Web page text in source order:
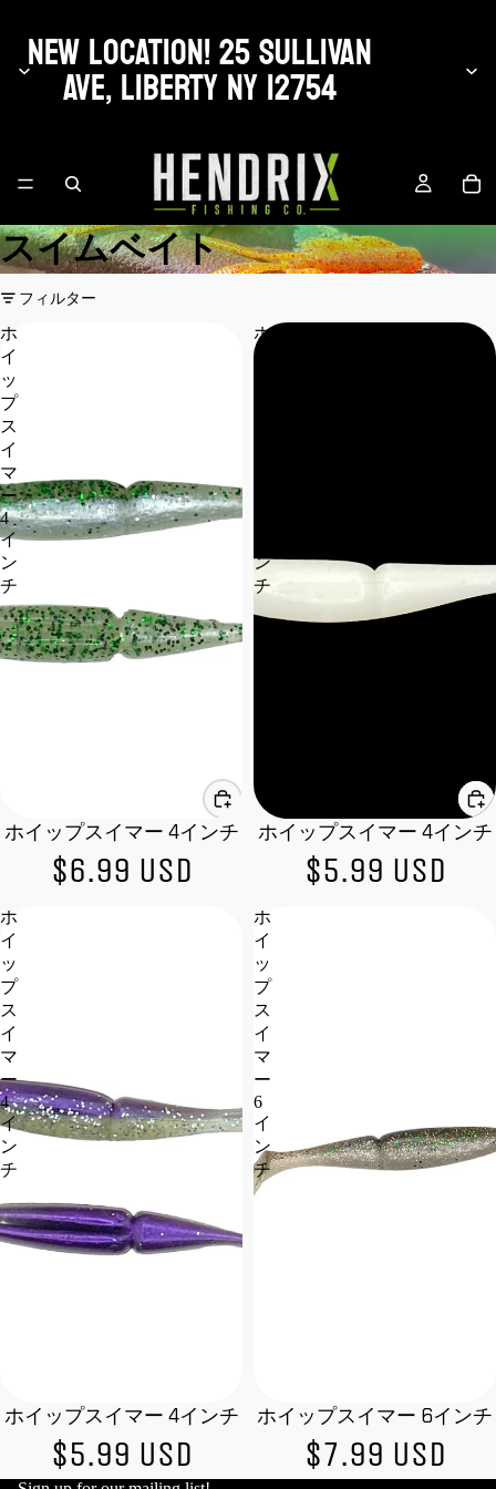
NEW LOCATION! 25 SULLIVAN
AVE, LIBERTY NY 12754
スイムベイト
フィルター
ホ
イ
ッ
プ
ス
イ
マ
ー
4
イ
ン
チ
ホイップスイマー 4インチ
$6.99 USD
ホ
イ
ン
チ
ホイップスイマー 4インチ
$5.99 USD
ホ
イ
ッ
プ
ス
イ
マ
ー
4
イ
ン
チ
売り切れ
ホイップスイマー 4インチ
$5.99 USD
ホ
イ
ッ
プ
ス
イ
マ
ー
6
イ
ン
チ
売り切れ
ホイップスイマー 6インチ
$7.99 USD